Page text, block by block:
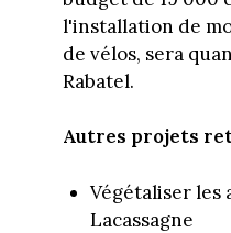
l'installation de
de vélos, sera
Rabatel.
Autres projets
Végétaliser les
Lacassagne